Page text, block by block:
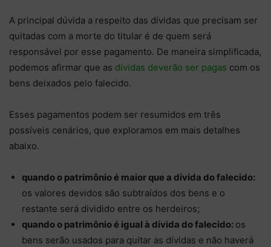
A principal dúvida a respeito das dívidas que precisam ser
quitadas com a morte do titular é de quem será
responsável por esse pagamento. De maneira simplificada,
podemos afirmar que as dívidas deverão ser pagas com os
bens deixados pelo falecido.
Esses pagamentos podem ser resumidos em três
possíveis cenários, que exploramos em mais detalhes
abaixo.
quando o patrimônio é maior que a dívida do falecido:
os valores devidos são subtraídos dos bens e o
restante será dividido entre os herdeiros;
quando o patrimônio é igual à dívida do falecido: os
bens serão usados para quitar as dívidas e não haverá